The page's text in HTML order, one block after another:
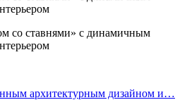
архитектурным дизайном и…